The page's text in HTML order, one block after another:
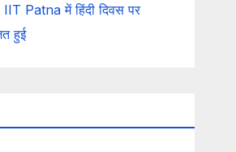
IIT Patna में हिंदी दिवस पर
हुई